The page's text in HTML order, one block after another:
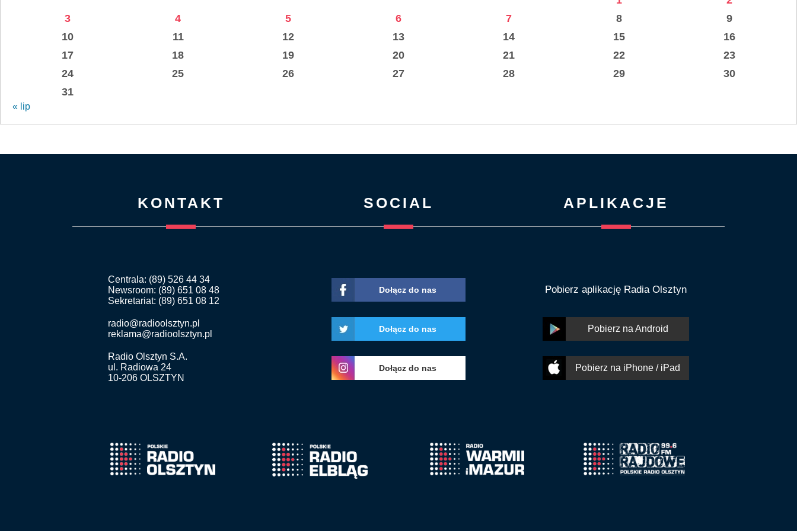
3
4 5 6 7 8
9
10
11 12 13 14 15
16
17
18 19 20 21 22
23
24
25 26 27 28 29
30
31
« lip
KONTAKT
Centrala: (89) 526 44 34
Newsroom: (89) 651 08 48
Sekretariat: (89) 651 08 12
radio@radioolsztyn.pl
reklama@radioolsztyn.pl
Radio Olsztyn S.A.
ul. Radiowa 24
10-206 OLSZTYN
SOCIAL
Dołącz do nas
Dołącz do nas
Dołącz do nas
APLIKACJE
Pobierz aplikację Radia Olsztyn
Pobierz na Android
Pobierz na iPhone / iPad